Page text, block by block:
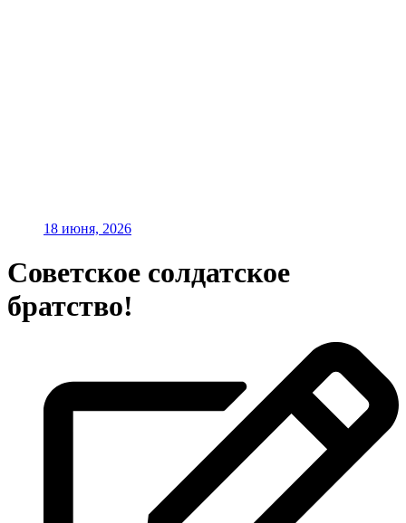
18 июня, 2026
Советское солдатское
братство!